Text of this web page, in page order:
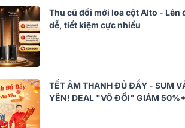
Thu cũ đổi mới loa cột Alto - Lên
dễ, tiết kiệm cực nhiều
TẾT ÂM THANH ĐỦ ĐẦY - SUM
YÊN! DEAL "VÔ ĐỐI" GIẢM